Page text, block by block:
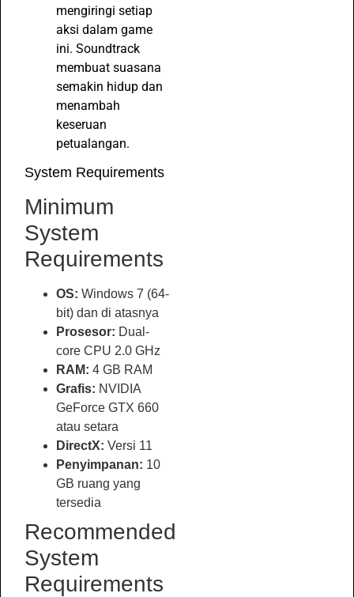
mengiringi setiap
aksi dalam game
ini. Soundtrack
membuat suasana
semakin hidup dan
menambah
keseruan
petualangan.
System Requirements
Minimum
System
Requirements
OS: Windows 7 (64-
bit) dan di atasnya
Prosesor: Dual-
core CPU 2.0 GHz
RAM: 4 GB RAM
Grafis: NVIDIA
GeForce GTX 660
atau setara
DirectX: Versi 11
Penyimpanan: 10
GB ruang yang
tersedia
Recommended
System
Requirements